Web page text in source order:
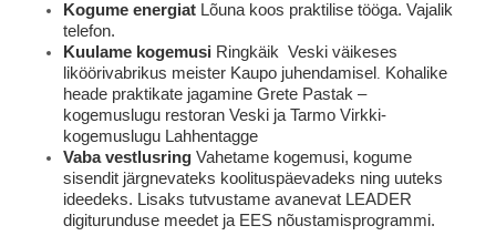
Kogume energiat Lõuna koos praktilise tööga. Vajalik
telefon.
Kuulame kogemusi Ringkäik  Veski väikeses
liköörivabrikus meister Kaupo juhendamisel . Kohalike
heade praktikate jagamine Grete Pastak –
kogemuslugu restoran Veski ja Tarmo Virkki-
kogemuslugu Lahhentagge
Vaba vestlusring Vahetame kogemusi, kogume
sisendit järgnevateks koolituspäevadeks ning uuteks
ideedeks. Lisaks tutvustame avanevat LEADER
digiturunduse meedet ja EES nõustamisprogrammi.